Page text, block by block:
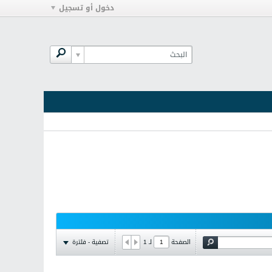
دخول أو تسجيل
الصفحة لـ1 تصفية - فلترة